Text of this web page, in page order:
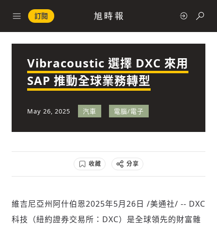
訂閱
政治
Vibracoustic 選擇 DXC 來用
SAP 推動全球業務轉型
May 26, 2025 汽車 電腦/電子
收藏 分享
維吉尼亞州阿什伯恩2025年5月26日 /美通社/ -- DXC
科技（紐約證券交易所：DXC）是全球領先的財富雜